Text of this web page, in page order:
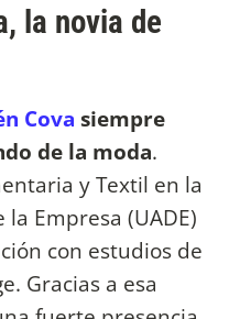
la novia de
Cova siempre
de la moda.
y Textil en la
Empresa (UADE)
con estudios de
Gracias a esa